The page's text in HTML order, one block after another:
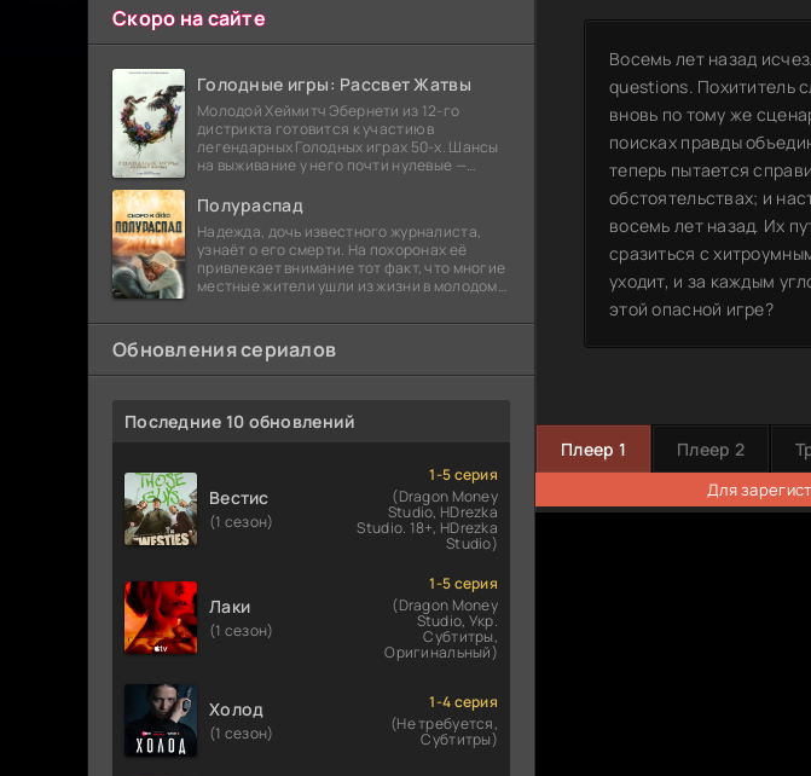
Скоро на сайте
Голодные игры: Рассвет Жатвы
Молодой Хеймитч Эбернети из 12-го
дистрикта готовится к участию в
легендарных Голодных играх 50-х. Шансы
на выживание у него почти нулевые —
победу еще сорок
Полураспад
Надежда, дочь известного журналиста,
узнаёт о его смерти. На похоронах её
привлекает внимание тот факт, что многие
местные жители ушли из жизни в молодом
бомбы
Обновления сериалов
Последние 10 обновлений
Вестис
(1 сезон)
1-5 серия
(Dragon Money
Studio, HDrezka
Studio. 18+, HDrezka
Studio)
Лаки
(1 сезон)
1-5 серия
(Dragon Money
Studio, Укр.
Субтитры,
Оригинальный)
Холод
(1 сезон)
1-4 серия
(Не требуется,
Субтитры)
Восемь лет назад
questions. Похититель
вновь по тому же
поисках правды
теперь пытается
обстоятельствах; и
восемь лет назад. Их
сразиться с
уходит, и за каждым
этой опасной игре?
Плеер 1 Плеер 2
Для